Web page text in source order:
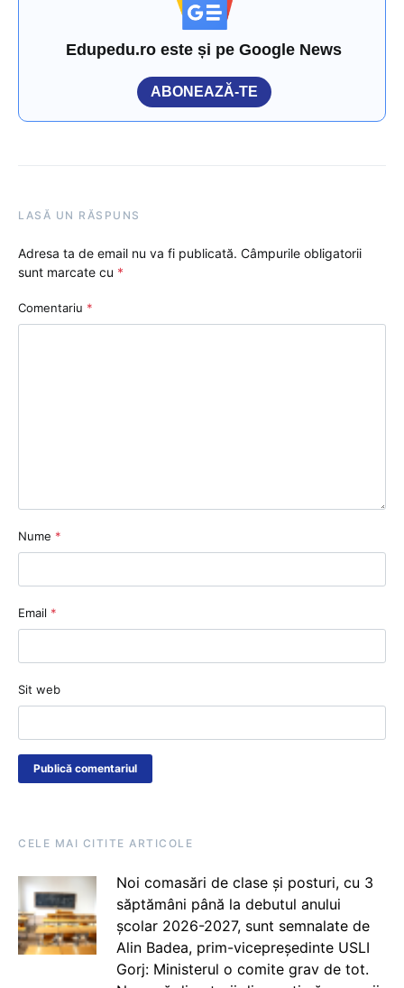
Edupedu.ro este și pe Google News
ABONEAZĂ-TE
LASĂ UN RĂSPUNS
Adresa ta de email nu va fi publicată. Câmpurile obligatorii
sunt marcate cu *
Comentariu *
Nume *
Email *
Sit web
CELE MAI CITITE ARTICOLE
Noi comasări de clase și posturi, cu 3
săptămâni până la debutul anului
școlar 2026-2027, sunt semnalate de
Alin Badea, prim-vicepreședinte USLI
Gorj: Ministerul o comite grav de tot.